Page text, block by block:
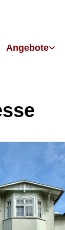
Angebote